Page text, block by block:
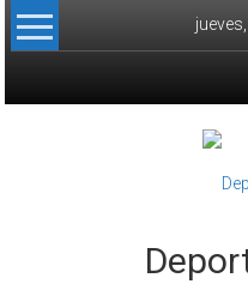
Skip to content